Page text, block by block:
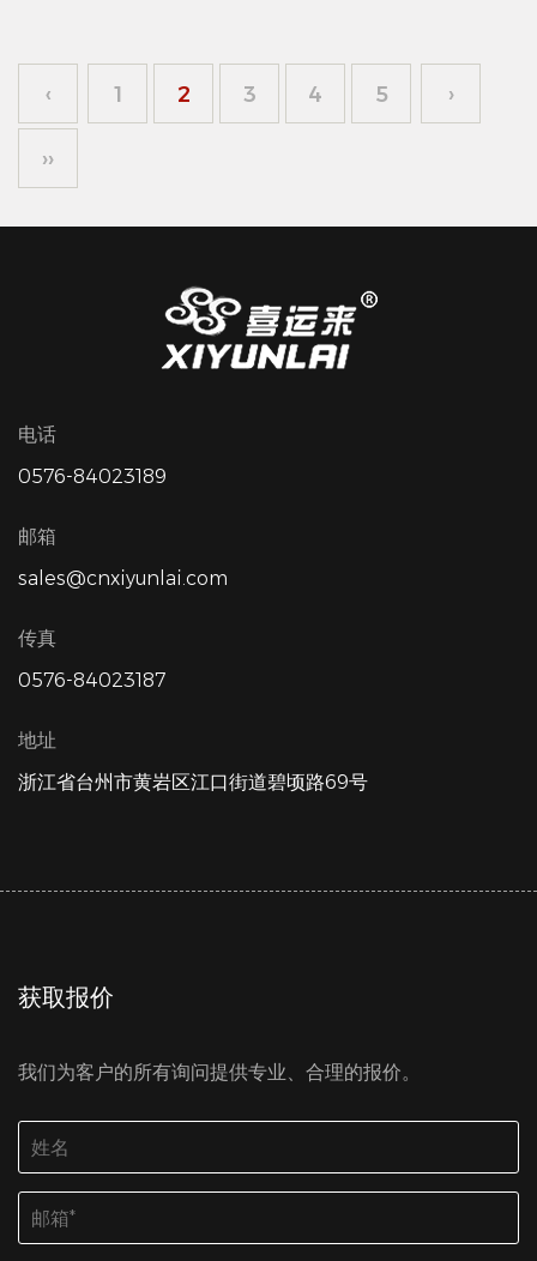
常遇...
‹ 1 2 3 4 5 ›
››
电话
0576-84023189
邮箱
sales@cnxiyunlai.com
传真
0576-84023187
地址
浙江省台州市黄岩区江口街道碧顷路69号
获取报价
我们为客户的所有询问提供专业、合理的报价。